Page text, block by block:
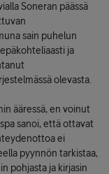
Soneran päässä
sain puhelun
ja
olevasta.
ääressä, en voinut
sanoi, että ottavat
ei
pyynnön tarkistaa,
pohjasta ja kirjasin